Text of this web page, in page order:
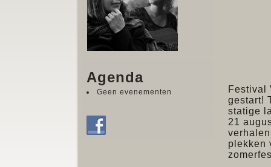
Agenda
Geen evenementen
Festival
gestart!
statige
21
plekken